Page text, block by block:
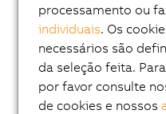
Email news service
Carreira
Locais
Contato
processamento ou
individuais. Os
necessários são
da seleção feita.
por favor consulte
de cookies e nossos